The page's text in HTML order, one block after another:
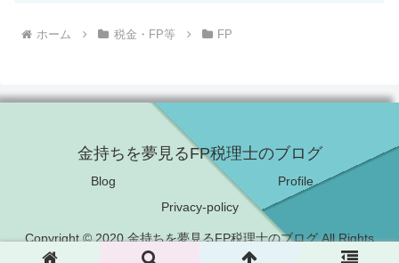
ホーム 税金・FP等 FP
金持ちを夢見るFP税理士のブログ
Blog
Profile
Privacy-policy
Copyright © 2020 金持ちを夢見るFP税理士のブログ All Rights